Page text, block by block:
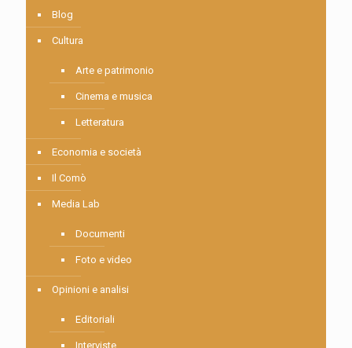
Blog
Cultura
Arte e patrimonio
Cinema e musica
Letteratura
Economia e società
Il Comò
Media Lab
Documenti
Foto e video
Opinioni e analisi
Editoriali
Interviste